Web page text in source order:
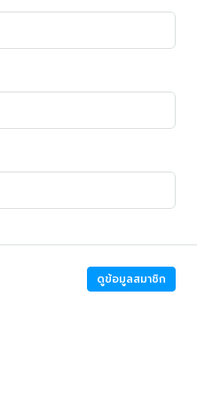
ดูข้อมูลสมาชิก